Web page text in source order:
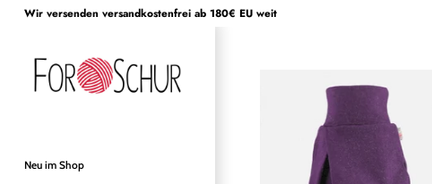
DirektWir versenden versandkostenfrei ab 180€ EU weit
Neu im Shop